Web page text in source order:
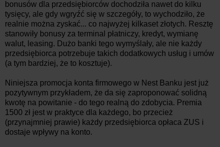
bonusów dla przedsiębiorców dochodziła nawet do kilku
tysięcy, ale gdy wgryźć się w szczegóły, to wychodziło, że
realnie można zyskać... co najwyżej kilkaset złotych. Resztę
stanowiły bonusy za terminal płatniczy, kredyt, wymianę
walut, leasing. Dużo banki tego wymyślały, ale nie każdy
przedsiębiorca potrzebuje takich dodatkowych usług i umów
(a tym bardziej, że to kosztuje).
Niniejsza promocja konta firmowego w Nest Banku jest już
pozytywnym przykładem, że da się zaproponować solidną
kwotę na powitanie - do tego realną do zdobycia. Premia
1500 zł jest w praktyce dla każdego, bo przecież
(przynajmniej prawie) każdy przedsiębiorca opłaca ZUS i
dostaje wpływy na konto.